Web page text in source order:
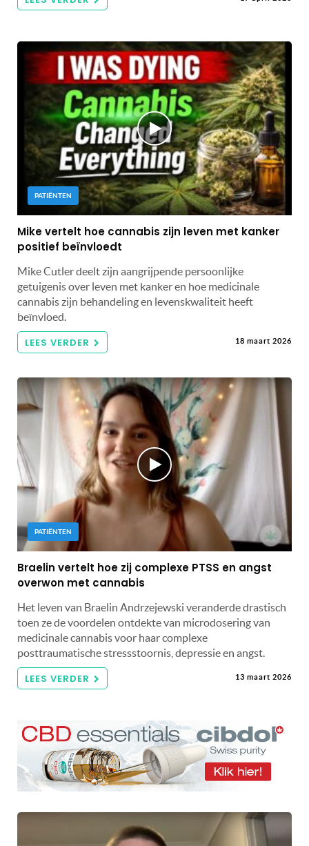
PATIËNTEN
Mike vertelt hoe cannabis zijn leven met kanker
positief beïnvloedt
Mike Cutler deelt zijn aangrijpende persoonlijke
getuigenis over leven met kanker en hoe medicinale
cannabis zijn behandeling en levenskwaliteit heeft
beïnvloed.
LEES VERDER 18 maart 2026
PATIËNTEN
Braelin vertelt hoe zij complexe PTSS en angst
overwon met cannabis
Het leven van Braelin Andrzejewski veranderde drastisch
toen ze de voordelen ontdekte van microdosering van
medicinale cannabis voor haar complexe
posttraumatische stressstoornis, depressie en angst.
LEES VERDER 13 maart 2026